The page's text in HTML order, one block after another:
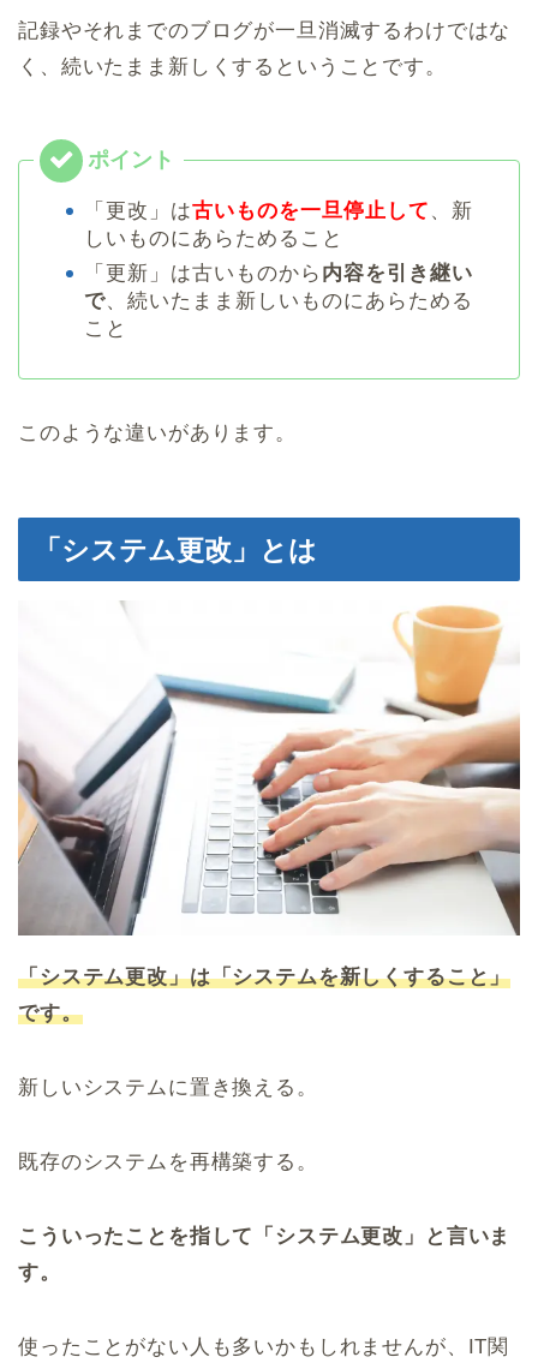
記録やそれまでのブログが一旦消滅するわけではな
く、続いたまま新しくするということです。
「更改」は古いものを一旦停止して 、新
しいものにあらためること
「更新」は古いものから 内容を引き継い
で、続いたまま新しいものにあらためる
こと
このような違いがあります。
「システム更改」とは
「システム更改」は「システムを新しくすること」
です。
新しいシステムに置き換える。
既存のシステムを再構築する。
こういったことを指して「システム更改」と言いま
す。
使ったことがない人も多いかもしれませんが、IT関